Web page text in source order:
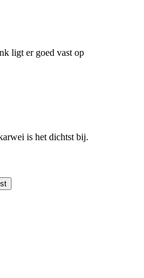
ligt er goed vast op
is het dichtst bij.